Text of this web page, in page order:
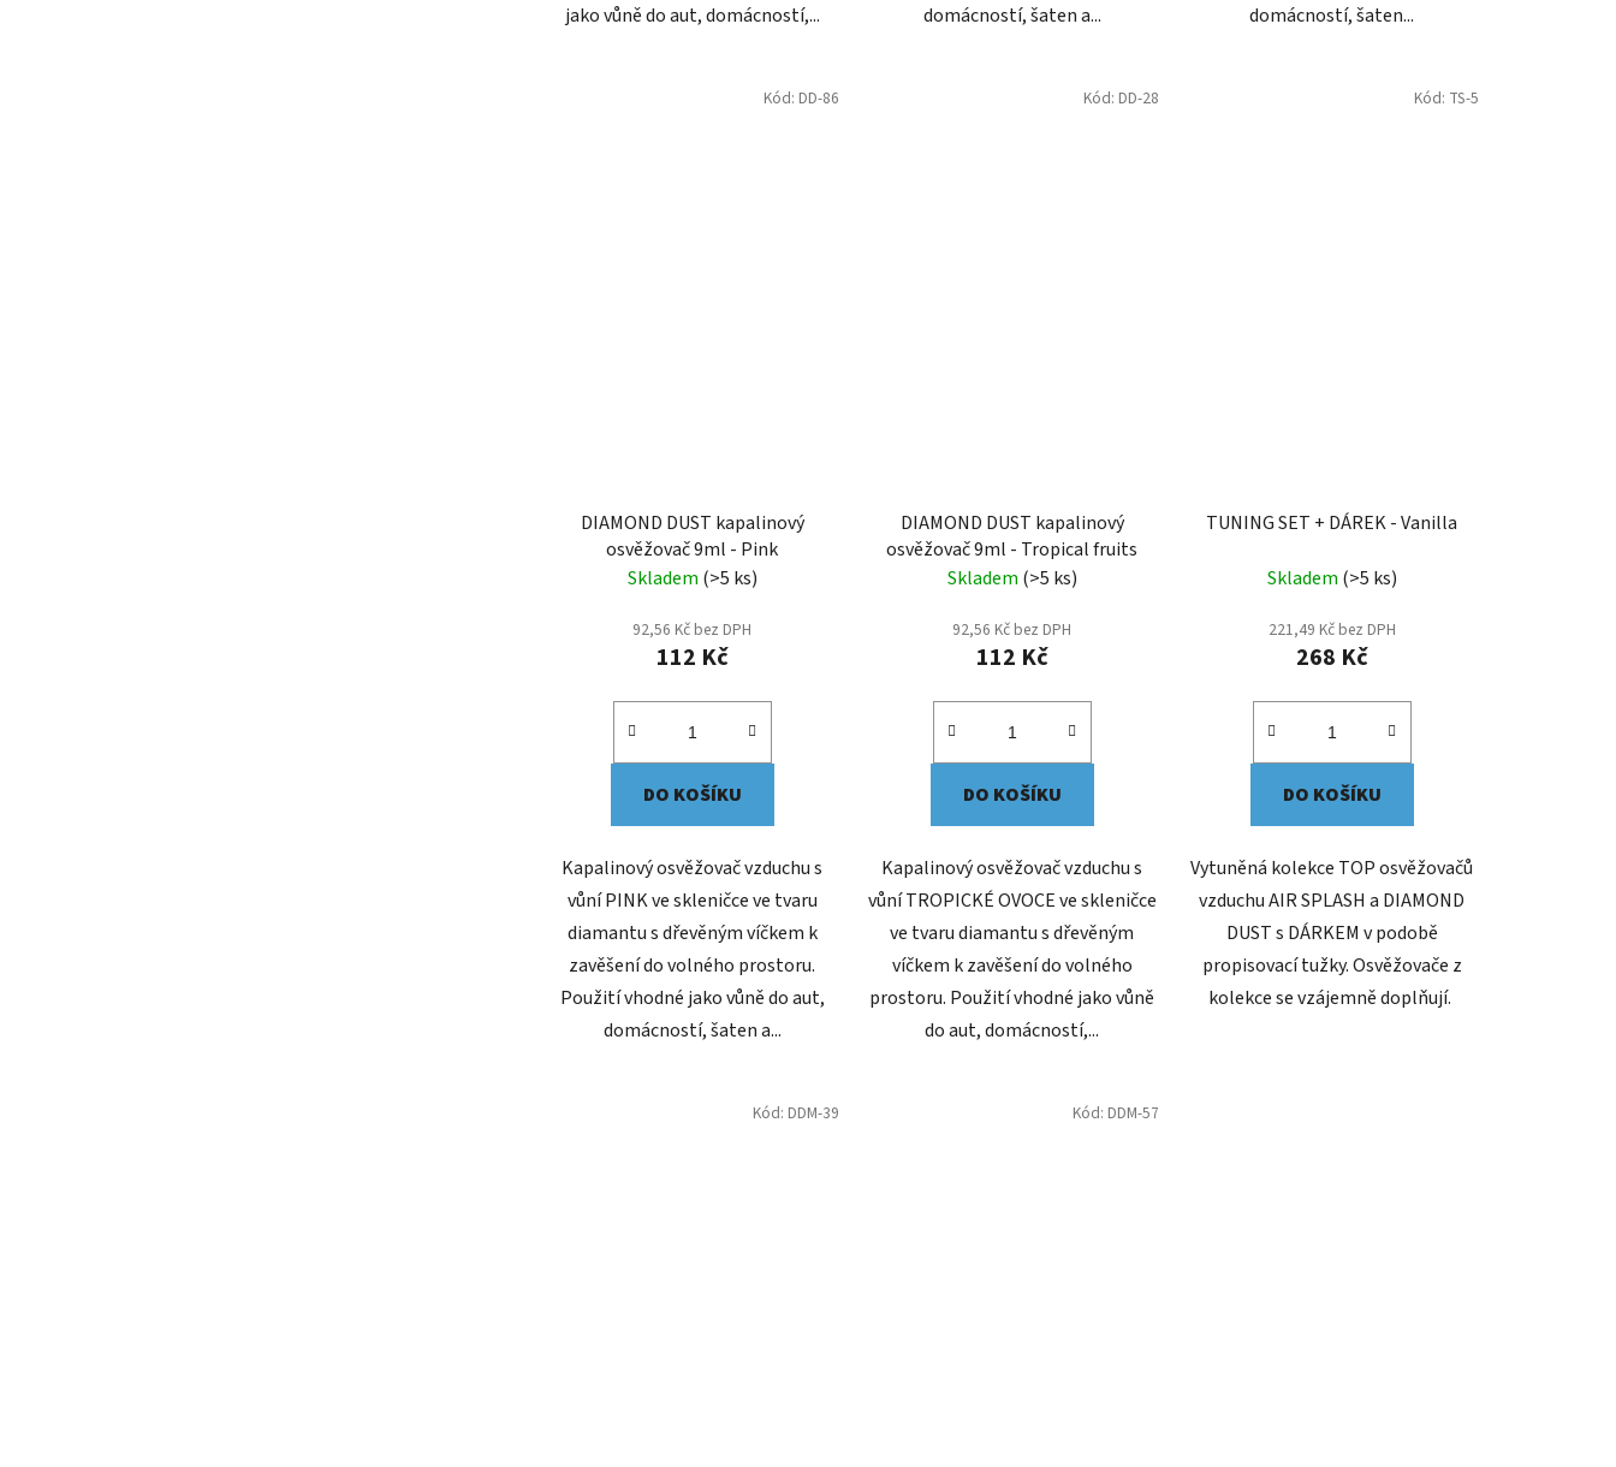
jako vůně do aut, domácností,...
domácností, šaten a...
domácností, šaten...
DIAMOND DUST kapalinový
osvěžovač 9ml - Pink
Skladem (>5 ks)
92,56 Kč bez DPH
112 Kč
DO KOŠÍKU
Kapalinový osvěžovač vzduchu s
vůní PINK ve skleničce ve tvaru
diamantu s dřevěným víčkem k
zavěšení do volného prostoru.
Použití vhodné jako vůně do aut,
domácností, šaten a...
Kód: DD-86
DIAMOND DUST kapalinový
osvěžovač 9ml - Tropical fruits
Skladem (>5 ks)
92,56 Kč bez DPH
112 Kč
DO KOŠÍKU
Kapalinový osvěžovač vzduchu s
vůní TROPICKÉ OVOCE ve skleničce
ve tvaru diamantu s dřevěným
víčkem k zavěšení do volného
prostoru. Použití vhodné jako vůně
do aut, domácností,...
Kód: DD-28
TUNING SET + DÁREK - Vanilla
Skladem (>5 ks)
221,49 Kč bez DPH
268 Kč
DO KOŠÍKU
Vytuněná kolekce TOP osvěžovačů
vzduchu AIR SPLASH a DIAMOND
DUST s DÁRKEM v podobě
propisovací tužky. Osvěžovače z
kolekce se vzájemně doplňují.
Kód: TS-5
Kód: DDM-39 Kód: DDM-57